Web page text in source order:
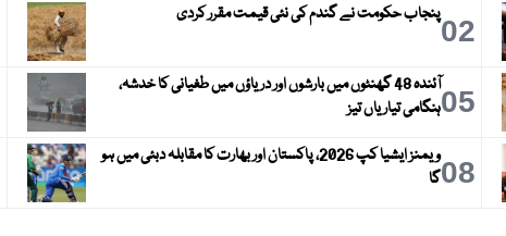
02پنجاب حکومت نے گندم کی نئی قیمت مقرر کردی
05
آئندہ 48 گھنٹوں میں بارشوں اور دریاؤں میں طغیانی کا خدشہ،
ہنگامی تیاریاں تیز
08
ویمنز ایشیا کپ 2026، پاکستان اور بھارت کا مقابلہ دبئی میں ہو
گا